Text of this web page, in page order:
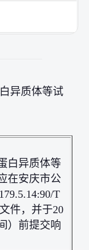
异质体等试
白异质体等
在安庆市公
T
件，并于20
）前提交响